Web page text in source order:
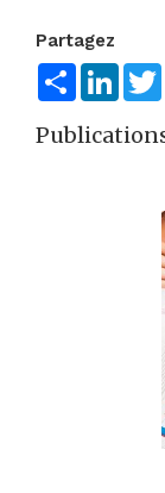
Partagez
Share